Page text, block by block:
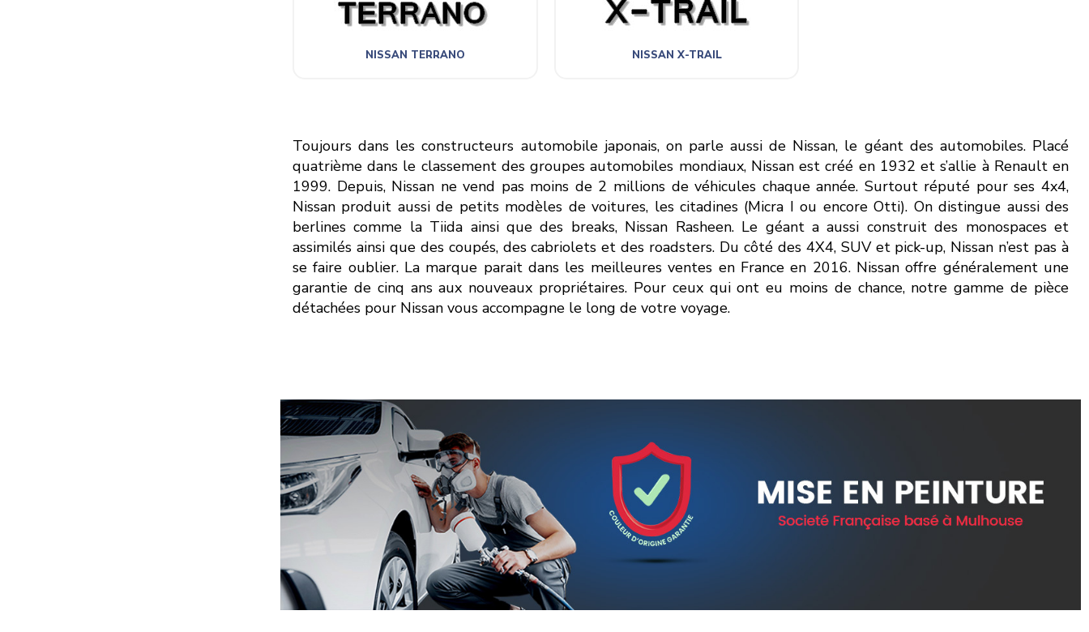
Toujours dans les constructeurs automobile japonais, on parle aussi de Nissan, le géant des automobiles. Placé
quatrième dans le classement des groupes automobiles mondiaux, Nissan est créé en 1932 et s’allie à Renault en
1999. Depuis, Nissan ne vend pas moins de 2 millions de véhicules chaque année. Surtout réputé pour ses 4x4,
Nissan produit aussi de petits modèles de voitures, les citadines (Micra I ou encore Otti). On distingue aussi des
berlines comme la Tiida ainsi que des breaks, Nissan Rasheen. Le géant a aussi construit des monospaces et
assimilés ainsi que des coupés, des cabriolets et des roadsters. Du côté des 4X4, SUV et pick-up, Nissan n’est pas à
se faire oublier. La marque parait dans les meilleures ventes en France en 2016. Nissan offre généralement une
garantie de cinq ans aux nouveaux propriétaires. Pour ceux qui ont eu moins de chance, notre gamme de pièce
détachées pour Nissan vous accompagne le long de votre voyage.
NISSAN TERRANO NISSAN X-TRAIL